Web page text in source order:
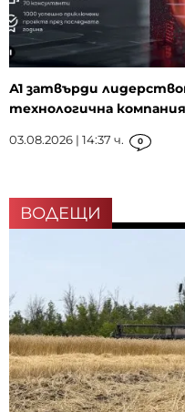
А1 затвърди
технологична
03.08.2026 | 14:37 ч. 0
ВОДЕЩИ